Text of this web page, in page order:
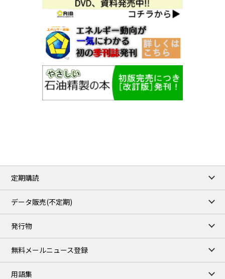
定期購読
データ販売(不定期)
発行物
無料メールニュース登録
用語集